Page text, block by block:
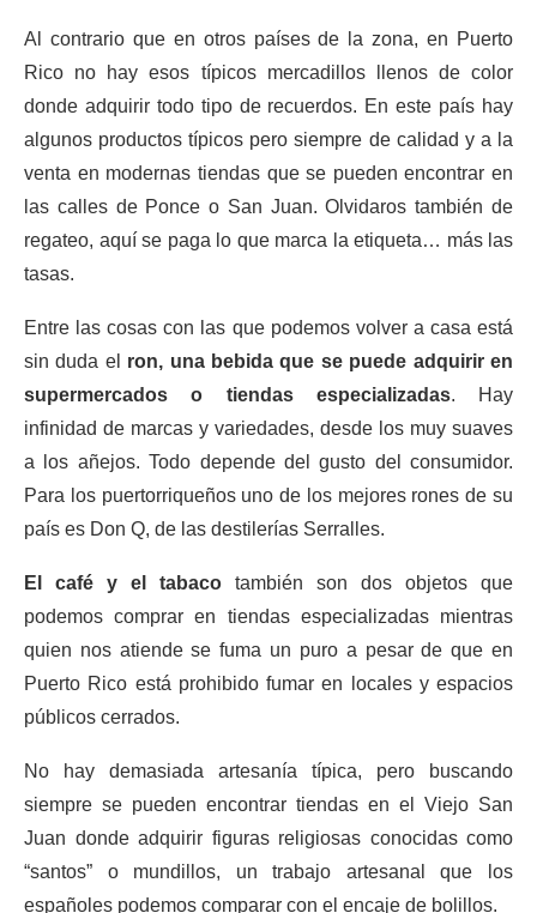
Al contrario que en otros países de la zona, en Puerto
Rico no hay esos típicos mercadillos llenos de color
donde adquirir todo tipo de recuerdos. En este país hay
algunos productos típicos pero siempre de calidad y a la
venta en modernas tiendas que se pueden encontrar en
las calles de Ponce o San Juan. Olvidaros también de
regateo, aquí se paga lo que marca la etiqueta… más las
tasas.
Entre las cosas con las que podemos volver a casa está
sin duda el ron, una bebida que se puede adquirir en
supermercados o tiendas especializadas. Hay
infinidad de marcas y variedades, desde los muy suaves
a los añejos. Todo depende del gusto del consumidor.
Para los puertorriqueños uno de los mejores rones de su
país es Don Q, de las destilerías Serralles.
El café y el tabaco también son dos objetos que
podemos comprar en tiendas especializadas mientras
quien nos atiende se fuma un puro a pesar de que en
Puerto Rico está prohibido fumar en locales y espacios
públicos cerrados.
No hay demasiada artesanía típica, pero buscando
siempre se pueden encontrar tiendas en el Viejo San
Juan donde adquirir figuras religiosas conocidas como
“santos” o mundillos, un trabajo artesanal que los
españoles podemos comparar con el encaje de bolillos.